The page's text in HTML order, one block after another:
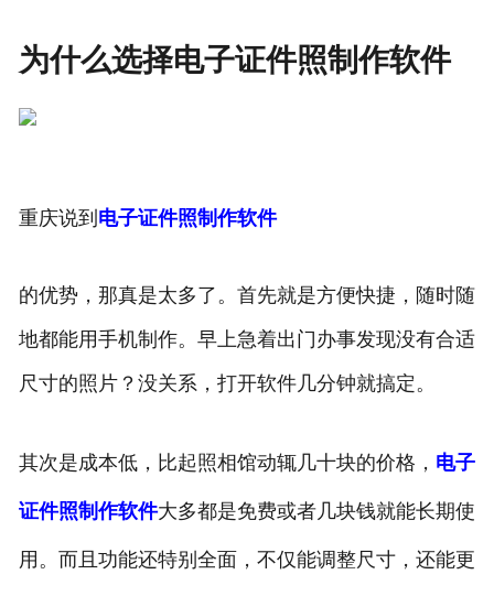
为什么选择电子证件照制作软件
重庆说到 电子证件照制作软件
的优势，那真是太多了。首先就是方便快捷，随时随
地都能用手机制作。早上急着出门办事发现没有合适
尺寸的照片？没关系，打开软件几分钟就搞定。
其次是成本低，比起照相馆动辄几十块的价格， 电子
证件照制作软件大多都是免费或者几块钱就能长期使
用。而且功能还特别全面，不仅能调整尺寸，还能更